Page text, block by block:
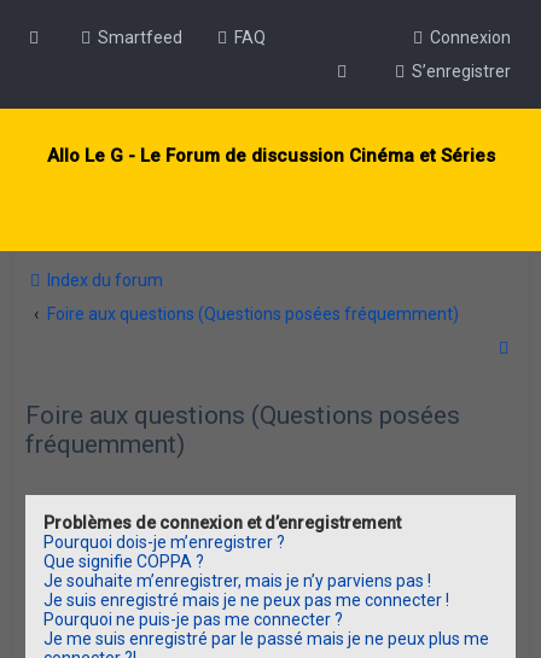
Smartfeed FAQ
Connexion
S’enregistrer
Allo Le G - Le Forum de discussion Cinéma et Séries
Index du forum
Foire aux questions (Questions posées fréquemment)
Foire aux questions (Questions posées
fréquemment)
Problèmes de connexion et d’enregistrement
Pourquoi dois-je m’enregistrer ?
Que signifie COPPA ?
Je souhaite m’enregistrer, mais je n’y parviens pas !
Je suis enregistré mais je ne peux pas me connecter !
Pourquoi ne puis-je pas me connecter ?
Je me suis enregistré par le passé mais je ne peux plus me